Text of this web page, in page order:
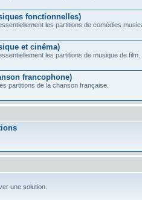
fonctionnelles)
les partitions de comédies
et cinéma)
les partitions de musique de film.
francophone)
partitions de la chanson française.
une solution.